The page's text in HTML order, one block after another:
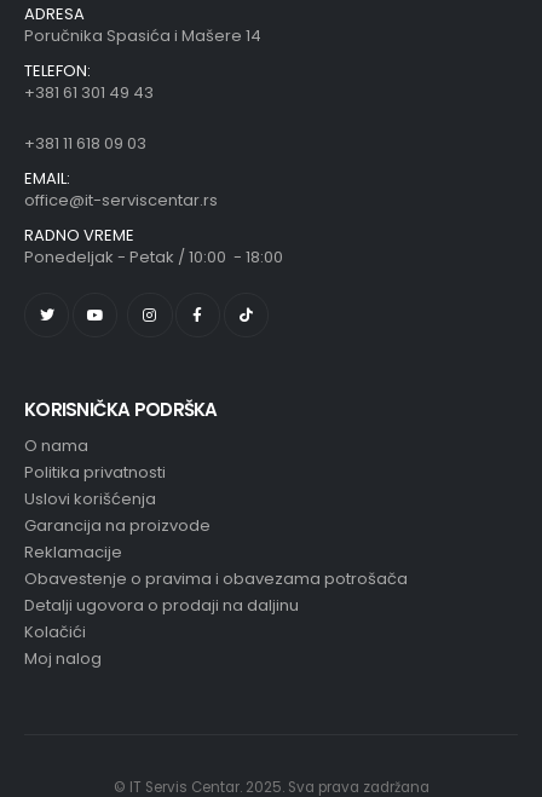
ADRESA
Poručnika Spasića i Mašere 14
TELEFON:
+381 61 301 49 43
+381 11 618 09 03
EMAIL:
office@it-serviscentar.rs
RADNO VREME
Ponedeljak - Petak / 10:00 - 18:00
KORISNIČKA PODRŠKA
O nama
Politika privatnosti
Uslovi korišćenja
Garancija na proizvode
Reklamacije
Obavestenje o pravima i obavezama potrošača
Detalji ugovora o prodaji na daljinu
Kolačići
Moj nalog
© IT Servis Centar. 2025. Sva prava zadržana